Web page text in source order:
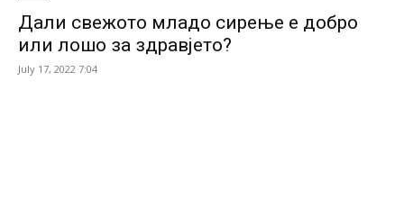
Дали свежото младо сирење е добро
или лошо за здравјето?
July 17, 2022 7:04